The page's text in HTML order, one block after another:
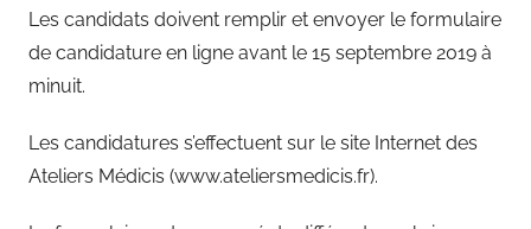
Les candidats doivent remplir et envoyer le formulaire
de candidature en ligne avant le 15 septembre 2019 à
minuit.
Les candidatures s’effectuent sur le site Internet des
Ateliers Médicis (www.ateliersmedicis.fr).